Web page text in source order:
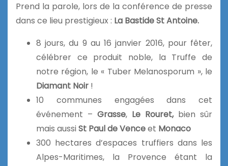
Prend la parole, lors de la conférence de presse
dans ce lieu prestigieux : La Bastide St Antoine.
8 jours, du 9 au 16 janvier 2016, pour fêter,
célébrer ce produit noble, la Truffe de
notre région, le « Tuber Melanosporum », le
Diamant Noir !
10 communes engagées dans cet
événement – Grasse, Le Rouret,bien sûr
mais aussiSt Paul de Venceet Monaco
300 hectares d’espaces truffiers dans les
Alpes-Maritimes, la Provence étant la